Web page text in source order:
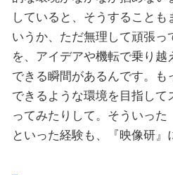
していると、そうすることも
いうか、ただ無理して頑張っ
を、アイデアや機転で乗り越
できる瞬間があるんです。も
できるような環境を目指して
ってみたりして。そういった
といった経験も、『映像研』